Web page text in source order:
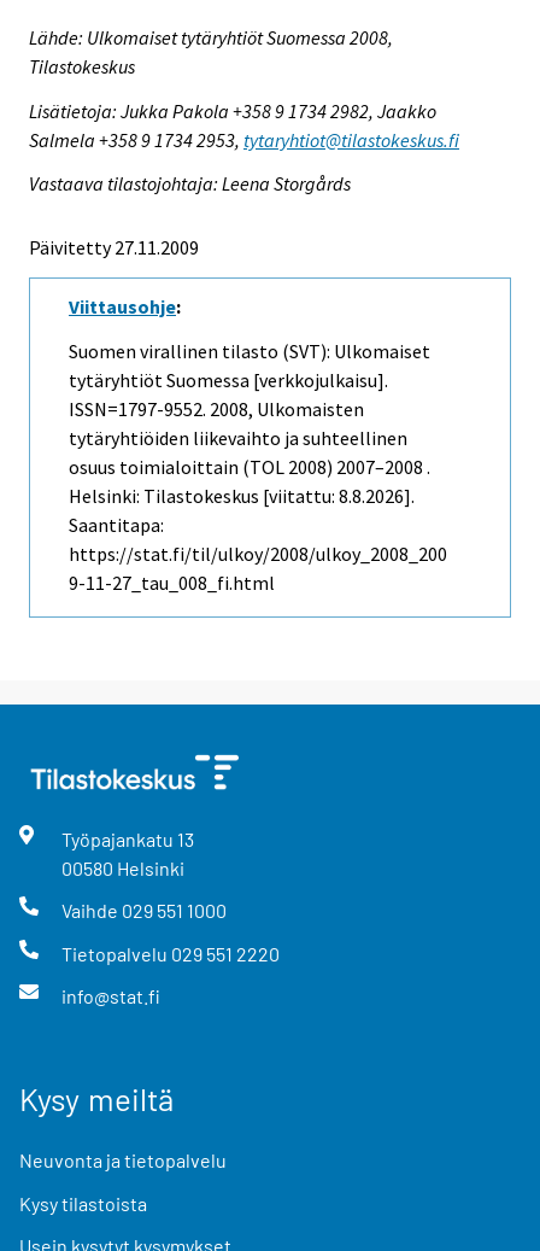
Lähde: Ulkomaiset tytäryhtiöt Suomessa 2008,
Tilastokeskus
Lisätietoja: Jukka Pakola +358 9 1734 2982, Jaakko
Salmela +358 9 1734 2953, tytaryhtiot@tilastokeskus.fi
Vastaava tilastojohtaja: Leena Storgårds
Päivitetty 27.11.2009
Viittausohje:
Suomen virallinen tilasto (SVT): Ulkomaiset
tytäryhtiöt Suomessa [verkkojulkaisu].
ISSN=1797-9552. 2008, Ulkomaisten
tytäryhtiöiden liikevaihto ja suhteellinen
osuus toimialoittain (TOL 2008) 2007–2008 .
Helsinki: Tilastokeskus [viitattu: 8.8.2026].
Saantitapa:
https://stat.fi/til/ulkoy/2008/ulkoy_2008_200
9-11-27_tau_008_fi.html
Työpajankatu 13
00580 Helsinki
Vaihde 029 551 1000
Tietopalvelu 029 551 2220
info@stat.fi
Kysy meiltä
Neuvonta ja tietopalvelu
Kysy tilastoista
Usein kysytyt kysymykset